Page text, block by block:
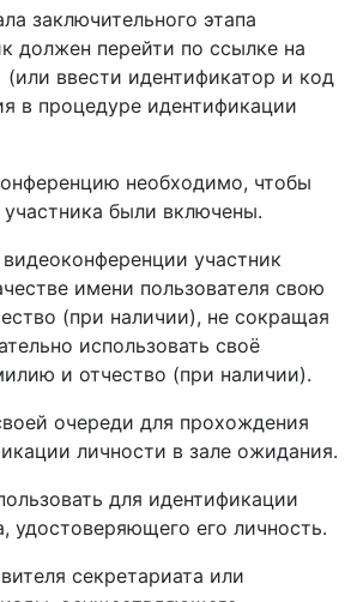
заключительного этапа
должен перейти по ссылке на
ввести идентификатор и код
в процедуре идентификации
необходимо, чтобы
были включены.
участник
имени пользователя свою
(при наличии), не сокращая
использовать своё
и отчество (при наличии).
очереди для прохождения
личности в зале ожидания.
для идентификации
удостоверяющего его личность.
секретариата или